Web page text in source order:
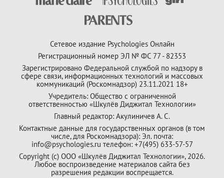
Сетевое издание Psychologies Онлайн
Регистрационный номер ЭЛ № ФС 77 - 82353
Зарегистрировано Федеральной службой по надзору в
сфере связи, информационных технологий и массовых
коммуникаций (Роскомнадзор) 23.11.2021 18+
Учредитель: Общество с ограниченной
ответственностью «Шкулёв Диджитал Технологии»
Главный редактор: Акулиничев А. С.
Контактные данные для государственных органов (в том
числе, для Роскомнадзора): Эл. почта:
info@psychologies.ru телефон: +7(495) 633-57-57
Copyright (с) ООО «Шкулёв Диджитал Технологии», 2026.
Любое воспроизведение материалов сайта без
разрешения редакции воспрещается.